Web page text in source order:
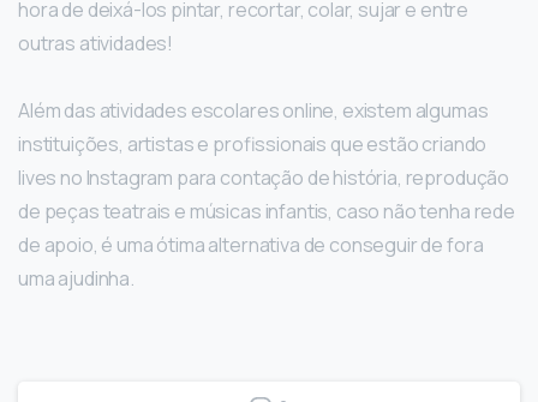
hora de deixá-los pintar, recortar, colar, sujar e entre
outras atividades!
Além das atividades escolares online, existem algumas
instituições, artistas e profissionais que estão criando
lives no Instagram para contação de história, reprodução
de peças teatrais e músicas infantis, caso não tenha rede
de apoio, é uma ótima alternativa de conseguir de fora
uma ajudinha.